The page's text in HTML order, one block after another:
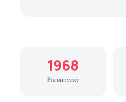
1968
Рік випуску